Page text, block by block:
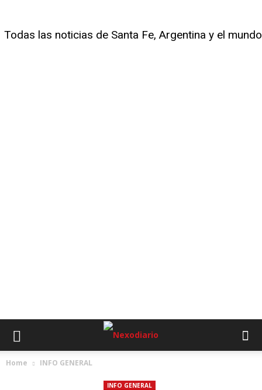
Todas las noticias de Santa Fe, Argentina y el mundo
Home INFO GENERAL
INFO GENERAL